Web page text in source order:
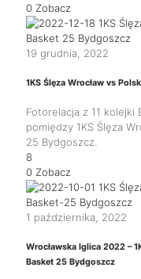
0 Zobacz
19 grudnia, 2022
1KS Ślęza Wrocław vs
Fotorelacja z 11 kolejki
pomiędzy 1KS Ślęza
25 Bydgoszcz.
8
0 Zobacz
1 października, 2022
Wrocławska Iglica 2022 –
Basket 25 Bydgoszcz